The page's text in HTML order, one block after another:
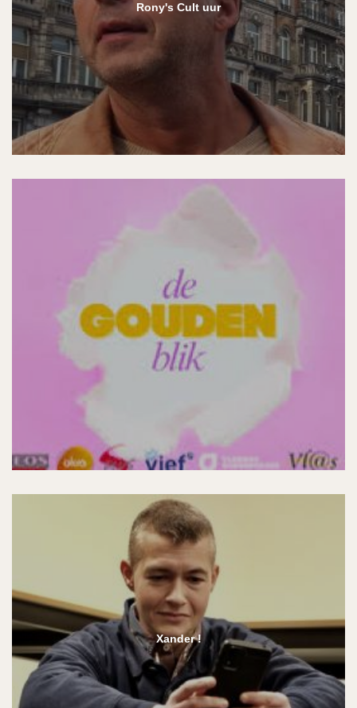
Rony's Cult uur
Xander !